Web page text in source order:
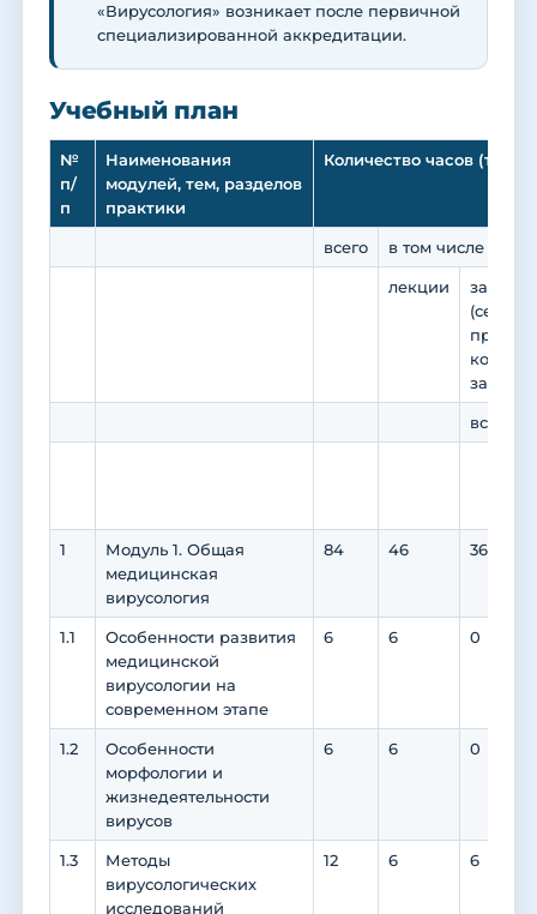
«Вирусология» возникает после первичной
специализированной аккредитации.
Учебный план
№
п/
п
Наименования
модулей, тем, разделов
практики
Количество часов
всего в том числе по
лекции
всего
1
Модуль 1. Общая
медицинская
вирусология
84 46 36
1.1
Особенности развития
медицинской
вирусологии на
современном этапе
6 6 0
1.2
Особенности
морфологии и
жизнедеятельности
вирусов
6 6 0
1.3
Методы
вирусологических
исследований
12 6 6